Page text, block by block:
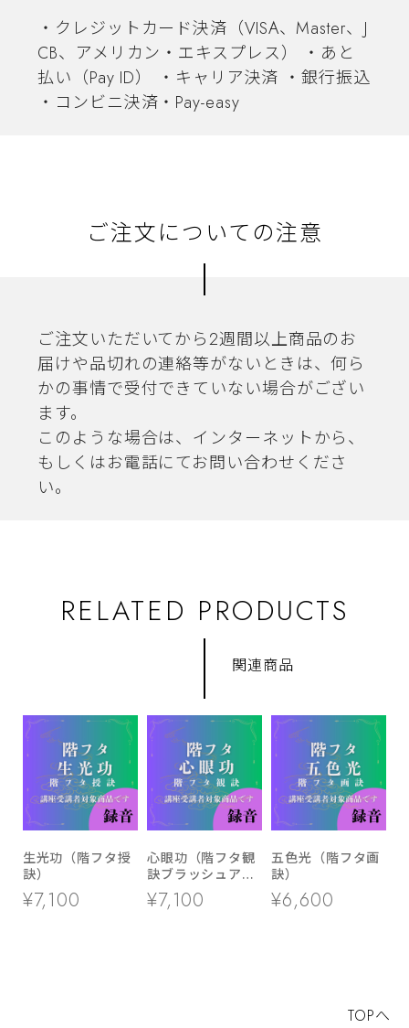
・クレジットカード決済（VISA、Master、J
CB、アメリカン・エキスプレス） ・あと
払い（Pay ID） ・キャリア決済 ・銀行振込
・コンビニ決済・Pay-easy
ご注文についての注意
ご注文いただいてから2週間以上商品のお
届けや品切れの連絡等がないときは、何ら
かの事情で受付できていない場合がござい
ます。
このような場合は、インターネットから、
もしくはお電話にてお問い合わせくださ
い。
RELATED PRODUCTS
関連商品
生光功（階フタ授
訣）
¥7,100
心眼功（階フタ観
訣ブラッシュアッ
プ功法）
¥7,100
五色光（階フタ画
訣）
¥6,600
TOPへ